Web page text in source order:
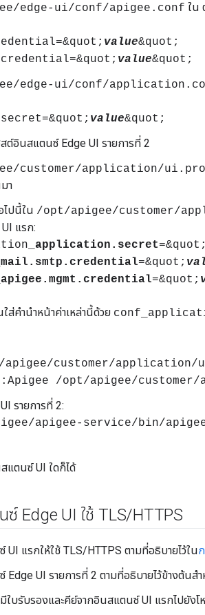
edge-ui/conf/apigee.conf ใน
value&quot;
value&quot;
edge-ui/conf/
value&quot;
สต์อินสแตนซ์ Edge UI รายการที่ 2
customer/application/
า
ไปนี้ใน /opt/apigee/customer/
แรก:
application.secret=&quot;
mail.smtp.credential=&quot;
apigee.mgmt.credential=&quot;
ส่คำนำหน้าค่าเหล่านี้ด้วย
customer/application/
/opt/apigee/
รายการที่ 2:
apigee-service/bin/apigee-
แตนซ์ UI ใดก็ได้
Edge UI ใช้ TLS/HTTPS
แรกให้ใช้ TLS/HTTPS ตามที่อธิบายไว้ใน
Edge UI รายการที่ 2 ตามที่อธิบายไว้ข้างต้น
ใบรับรองและคีย์จากอินสแตนซ์ UI แรกไปยัง